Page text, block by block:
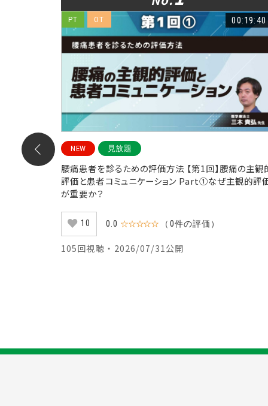
シーティ
PT OT 00:19:40
NEW 見放題
腰痛患者を診るための評価方法 【第1回】腰痛の主観
評価と患者コミュニケーション Part①なぜ主観的評
が重要か？
10 0.0 ☆☆☆☆☆ （0件の評価）
105回視聴 ・ 2026/07/31公開